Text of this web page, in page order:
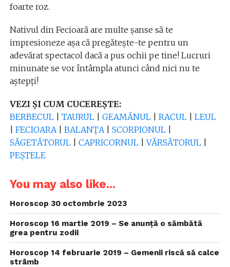
foarte roz.
Nativul din Fecioară are multe şanse să te
impresioneze aşa că pregăteşte-te pentru un
adevărat spectacol dacă a pus ochii pe tine! Lucruri
minunate se vor întâmpla atunci când nici nu te
aştepţi!
VEZI ŞI CUM CUCEREŞTE:
BERBECUL| TAURUL| GEAMĂNUL| RACUL| LEUL
FECIOARA| BALANŢA| SCORPIONUL|
SĂGETĂTORUL| CAPRICORNUL|VĂRSĂTORUL|
PEŞTELE
You may also like...
Horoscop 30 octombrie 2023
Horoscop 16 martie 2019 – Se anunță o sămbătă
grea pentru zodii
Horoscop 14 februarie 2019 – Gemenii riscă să calce
strâmb